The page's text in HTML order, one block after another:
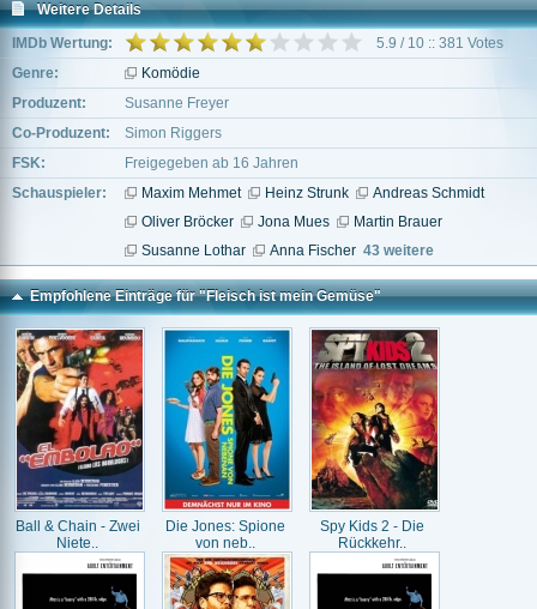
Weitere Details
IMDb Wertung:
5.9 / 10 :: 381 Votes
Genre:
Komödie
Produzent:
Susanne Freyer
Co-Produzent:
Simon Riggers
FSK:
Freigegeben ab 16 Jahren
Schauspieler:
Maxim Mehmet Heinz Strunk
Andreas Schmidt
Oliver Bröcker
Jona Mues
Martin Brauer
Susanne Lothar
Anna Fischer 43 weitere
Empfohlene Einträge für "Fleisch ist mein Gemüse"
Ball & Chain - Zwei
Niete..
Die Jones: Spione
von neb..
Spy Kids 2 - Die
Rückkehr..